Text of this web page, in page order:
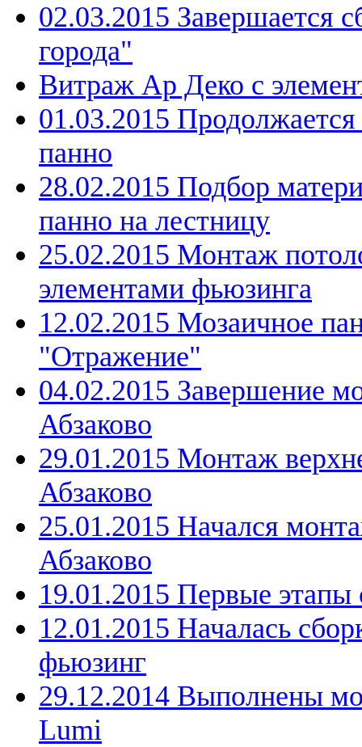
02.03.2015 Завершается
города"
Витраж Ар Деко с
01.03.2015
панно
28.02.2015 Подбор
панно на лестницу
25.02.2015 Монтаж
элементами фьюзинга
12.02.2015 Мозаичное
"Отражение"
04.02.2015 Завершение
Абзаково
29.01.2015 Монтаж
Абзаково
25.01.2015 Начался
Абзаково
19.01.2015 Первые
12.01.2015 Началась
фьюзинг
29.12.2014 Выполнены
Lumi